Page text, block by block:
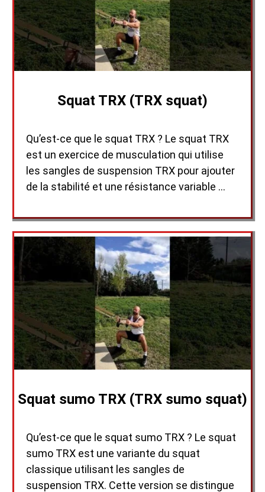
Squat TRX (TRX squat)
Qu’est-ce que le squat TRX ? Le squat TRX
est un exercice de musculation qui utilise
les sangles de suspension TRX pour ajouter
de la stabilité et une résistance variable …
Squat sumo TRX (TRX sumo squat)
Qu’est-ce que le squat sumo TRX ? Le squat
sumo TRX est une variante du squat
classique utilisant les sangles de
suspension TRX. Cette version se distingue